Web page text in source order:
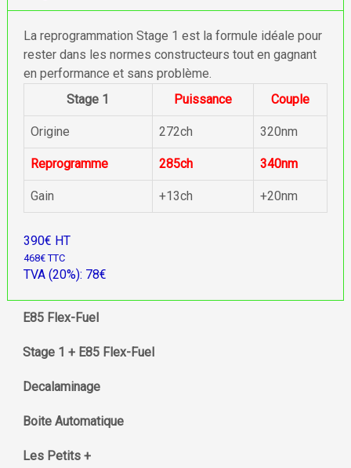
La reprogrammation Stage 1 est la formule idéale pour
rester dans les normes constructeurs tout en gagnant
en performance et sans problème.
Stage 1
Puissance Couple
Origine 272ch 320nm
Reprogramme 285ch 340nm
Gain +13ch +20nm
390€ HT
468€ TTC
TVA (20%): 78€
E85 Flex-Fuel
Stage 1 + E85 Flex-Fuel
Decalaminage
Boite Automatique
Les Petits +